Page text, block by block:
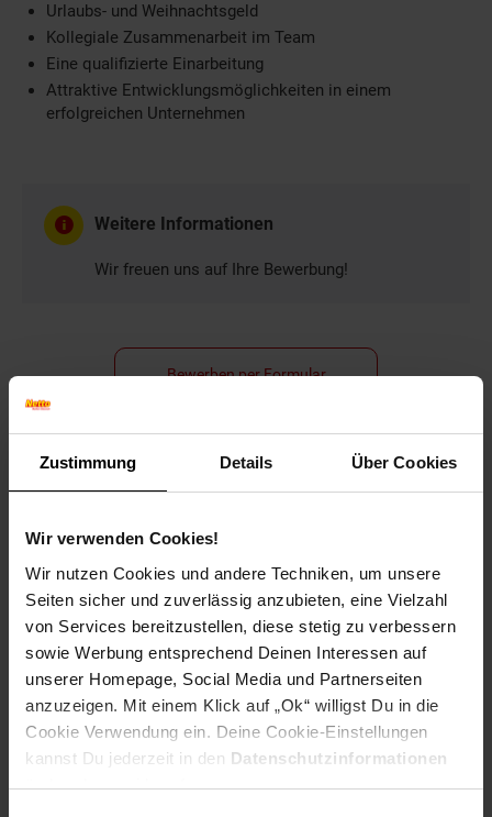
Zustimmung Details Über Cookies
Wir verwenden Cookies!
Wir nutzen Cookies und andere Techniken, um unsere
Seiten sicher und zuverlässig anzubieten, eine Vielzahl
von Services bereitzustellen, diese stetig zu verbessern
sowie Werbung entsprechend Deinen Interessen auf
unserer Homepage, Social Media und Partnerseiten
anzuzeigen. Mit einem Klick auf „Ok“ willigst Du in die
Cookie Verwendung ein. Deine Cookie-Einstellungen
kannst Du jederzeit in den Datenschutzinformationen
ändern bzw. widerrufen.
Urlaubs- und Weihnachtsgeld
Kollegiale Zusammenarbeit im Team
Eine qualifizierte Einarbeitung
Attraktive Entwicklungsmöglichkeiten in einem
erfolgreichen Unternehmen
Weitere Informationen
Wir freuen uns auf Ihre Bewerbung!
Bewerben per Formular
Folge uns auf Social Media!
Hinweis: Aus Gründen der leichteren Lesbarkeit verwenden
wir im Textverlauf die männliche Form der Anrede.
Selbstverständlich sind bei Netto Menschen jeder
Geschlechtsidentität willkommen.
Fußzeile